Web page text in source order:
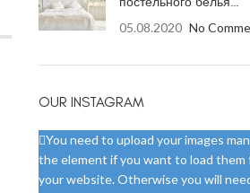
05.08.2020 No
OUR INSTAGRAM
You need to upload your images
the element if you want to load them
your website. Otherwise you will